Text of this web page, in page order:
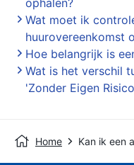
ophalen?
Wat moet ik
huurovereenkomst
Hoe belangrijk is
Wat is het verschil
'Zonder Eigen
Home Kan ik een